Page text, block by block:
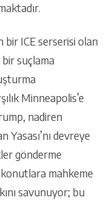
bir ICE serserisi olan
suçlama
Minneapolis’e
nadiren
Yasası’nı devreye
gönderme
mahkeme
savunuyor; bu